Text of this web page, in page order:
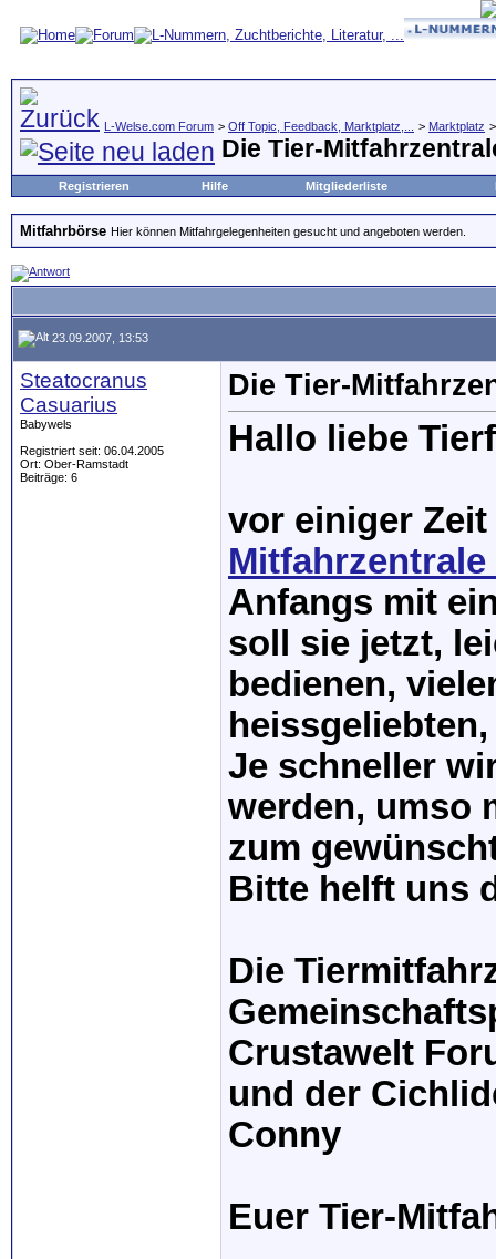
L-Welse.com Forum > Off Topic, Feedback, Marktplatz,... > Marktplatz
Die Tier-
Registrieren Hilfe Mitgliederliste
Mitfahrbörse Hier können Mitfahrgelegenheiten gesucht und angeboten werden.
23.09.2007, 13:53
Steatocranus
Casuarius
Babywels
Registriert seit: 06.04.2005
Ort: Ober-Ramstadt
Beiträge: 6
Die Tier-
Hallo liebe
vor einiger
Mitfahrzentrale
Anfangs mit
soll sie jetzt,
bedienen,
Je schneller
werden, umso
zum
Bitte helft uns
Die
Crustawelt
und der
Conny
Euer Tier-